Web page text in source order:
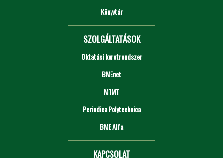
Könyvtár
SZOLGÁLTATÁSOK
Oktatási keretrendszer
BMEnet
MTMT
Periodica Polytechnica
BME Alfa
KAPCSOLAT